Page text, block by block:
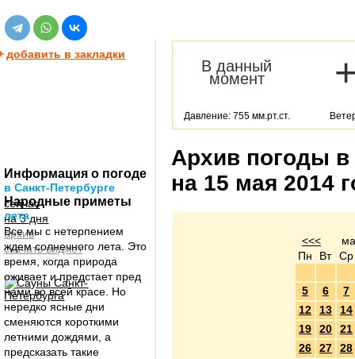
добавить в закладки
Информация о погоде
в Санкт-Петербурге
сейчас
на 3 дня
архив
скачать виджет
Народные приметы
лета
Все мы с нетерпением
ждем солнечного лета. Это
время, когда природа
оживает и предстает пред
нами во всей красе. Но
нередко ясные дни
сменяются короткими
летними дождями, а
предсказать такие
В данный
момент
Давление: 755 мм.рт.ст.
Архив погоды в
на 15 мая 2014
<<<
Пн
Вт Ср
5 6
7
12
13
14
19
20
21
26
27 28